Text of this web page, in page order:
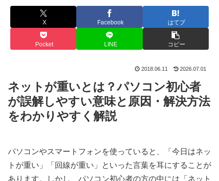
X Facebook はてブ
Pocket LINE コピー
2018.06.11 2026.07.01
ネットが重いとは？パソコン初心者
が誤解しやすい意味と原因・解決方法
をわかりやすく解説
パソコンやスマートフォンを使っていると、「今日はネッ
トが重い」「回線が重い」といった言葉を耳にすることが
あります。しかし、パソコン初心者の方の中には「ネット